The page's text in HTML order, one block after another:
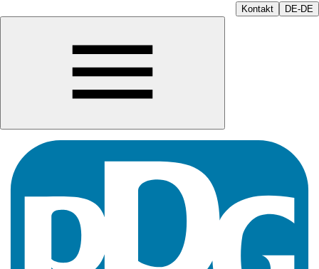
Kontakt DE-DE